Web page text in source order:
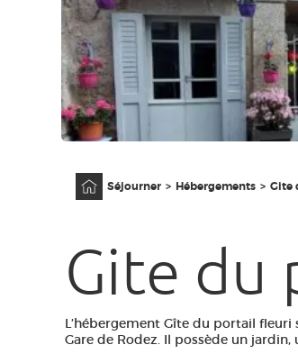
Séjourner Hébergements Gite
Gite du
L’hébergement Gîte du portail fleuri
Gare de Rodez. Il possède un